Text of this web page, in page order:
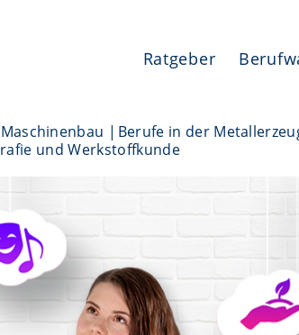
Ratgeber
Berufe in der
und Werkstoffkunde